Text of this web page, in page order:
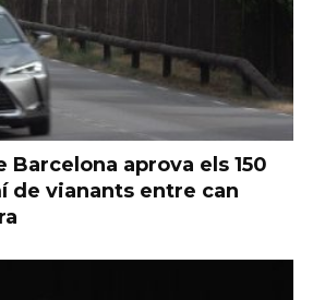
Barcelona aprova els 150
de vianants entre can